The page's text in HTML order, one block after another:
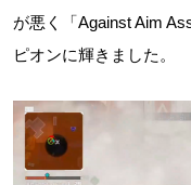
が悪く「Against Aim
ピオンに輝きました。